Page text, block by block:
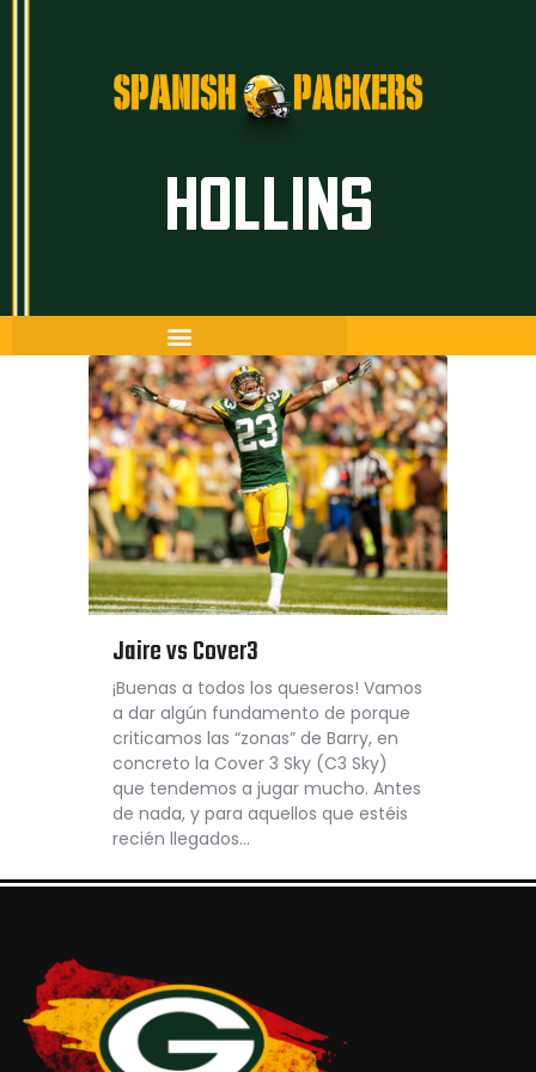
HOLLINS
Artículos
Temporada 26/27
The Frozen Tundra
Guía Packers
Porra
Jaire vs Cover3
¡Buenas a todos los queseros! Vamos
a dar algún fundamento de porque
criticamos las “zonas” de Barry, en
concreto la Cover 3 Sky (C3 Sky)
que tendemos a jugar mucho. Antes
de nada, y para aquellos que estéis
recién llegados…